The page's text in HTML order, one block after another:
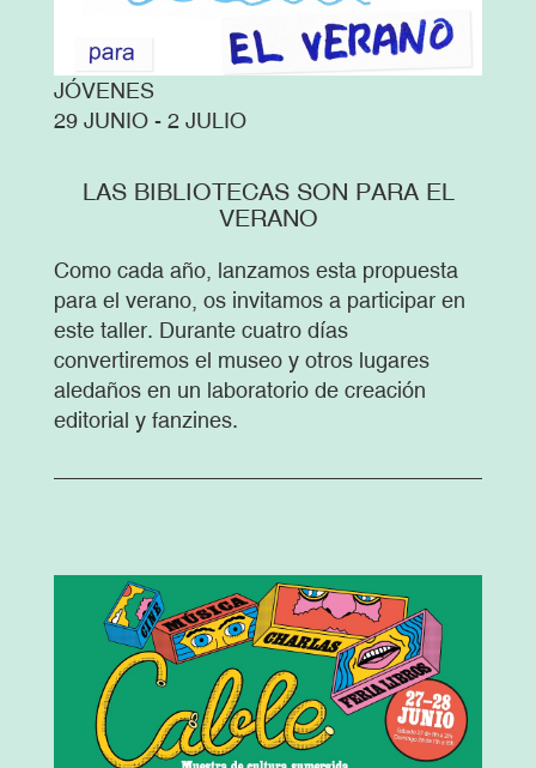
JÓVENES
29 JUNIO - 2 JULIO
LAS BIBLIOTECAS SON PARA EL
VERANO
Como cada año, lanzamos esta propuesta
para el verano, os invitamos a participar en
este taller. Durante cuatro días
convertiremos el museo y otros lugares
aledaños en un laboratorio de creación
editorial y fanzines.